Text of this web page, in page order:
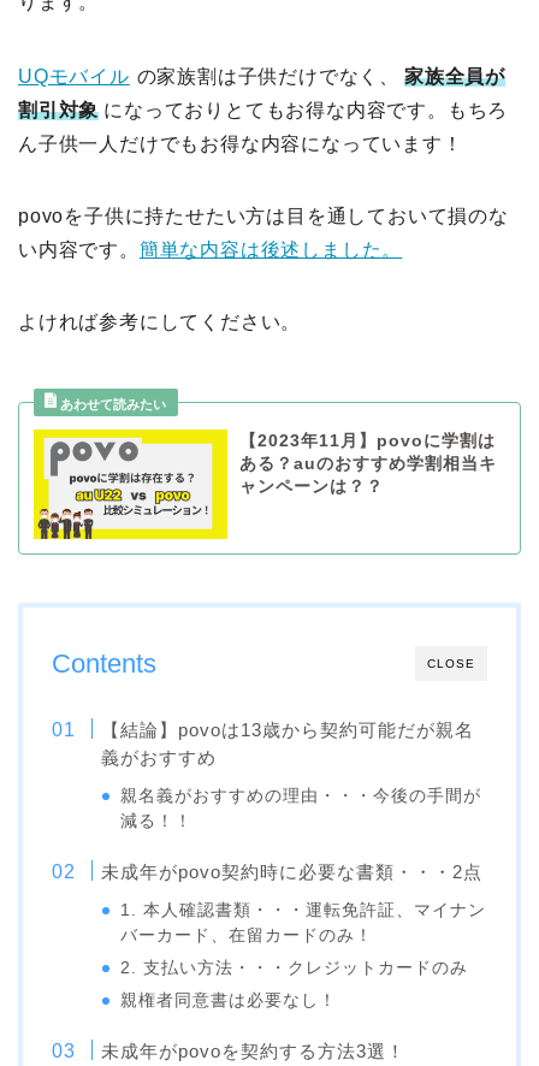
UQモバイル の家族割は子供だけでなく、
家族全員が
割引対象 になっておりとてもお得な内容です。もちろ
ん子供一人だけでもお得な内容になっています！
povoを子供に持たせたい方は目を通しておいて損のな
い内容です。 簡単な内容は後述しました。
よければ参考にしてください。
【2023年11月】povoに学割は
ある？auのおすすめ学割相当キ
ャンペーンは？？
CLOSE
Contents
【結論】povoは13歳から契約可能だが親名
義がおすすめ
親名義がおすすめの理由・・・今後の手間が
減る！！
未成年がpovo契約時に必要な書類・・・2点
1. 本人確認書類・・・運転免許証、マイナン
バーカード、在留カードのみ！
2. 支払い方法・・・クレジットカードのみ
親権者同意書は必要なし！
未成年がpovoを契約する方法3選！